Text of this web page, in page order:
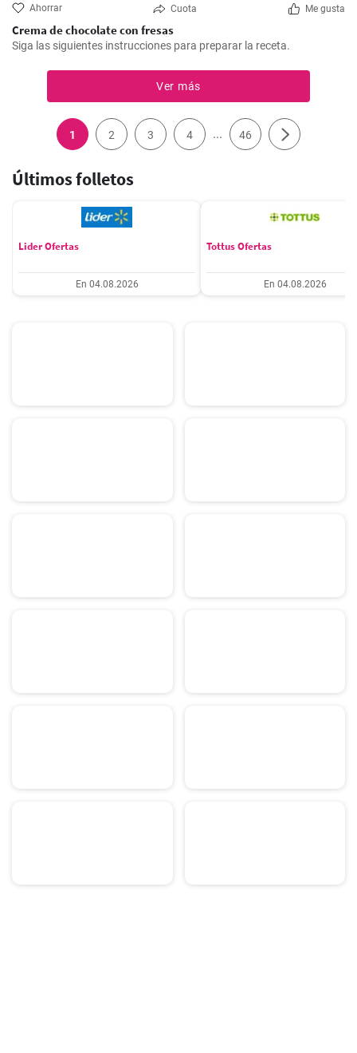
Ahorrar Cuota Me gusta
Crema de chocolate con fresas
Siga las siguientes instrucciones para preparar la receta.
Ver más
1 2 3 4 ... 46
Últimos folletos
Lider Ofertas
En 04.08.2026
Tottus Ofertas
En 04.08.2026